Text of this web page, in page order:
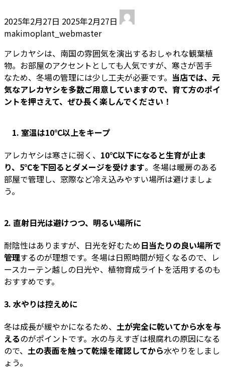
2025年2月27日 終
更
新
日
時
:
2025年2月27日
makimoplant_webmaster
アレカヤシは、南国の雰囲気を演出するおしゃれな観葉植
物。お部屋のアクセントとしても人気ですが、寒さが苦手
なため、冬場の管理には少し工夫が必要です。 当店では、元
気なアレカヤシを多数ご用意していますので、育て方のポイ
ントを押さえて、ぜひ長く楽しんでください！
1. 室温は10℃以上をキープ
アレカヤシは寒さに弱く、 10℃以下になると生育が止ま
り、5℃を下回るとダメージを受けます。冬場は暖房のある
部屋で管理し、窓際など冷え込みやすい場所は避けましょ
う。
2. 直射日光は避けつつ、明るい場所に
耐陰性はありますが、日光を好むため日当たりの良い場所で
管理するのが理想です。冬場は日照時間が短くなるので、レ
ースカーテン越しの日光や、植物育成ライトを活用するのも
おすすめです。
3. 水やりは控えめに
冬は成長が緩やかになるため、 土が完全に乾いてから水を与
えるのがポイントです。水の与えすぎは根腐れの原因になる
ので、 土の表面を触って乾燥を確認してから水やりをしまし
ょう。